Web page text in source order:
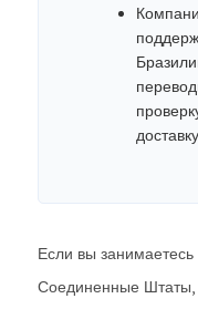
Если вы
Соединенные Штаты,